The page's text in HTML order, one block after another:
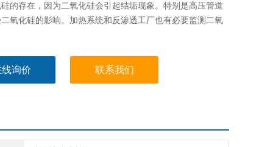
的存在，因为二氧化硅会引起结垢现象。特别是高压管道
氧化硅的影响。加热系统和反渗透工厂也有必要监测二氧
询价 联系我们